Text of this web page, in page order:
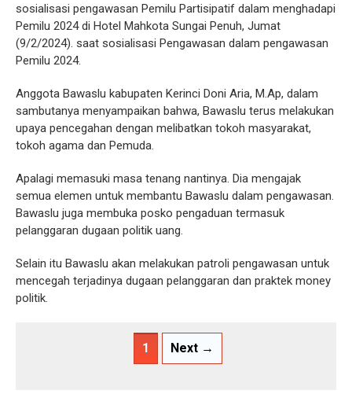
sosialisasi pengawasan Pemilu Partisipatif dalam menghadapi
Pemilu 2024 di Hotel Mahkota Sungai Penuh, Jumat
(9/2/2024). saat sosialisasi Pengawasan dalam pengawasan
Pemilu 2024.
Anggota Bawaslu kabupaten Kerinci Doni Aria, M.Ap, dalam
sambutanya menyampaikan bahwa, Bawaslu terus melakukan
upaya pencegahan dengan melibatkan tokoh masyarakat,
tokoh agama dan Pemuda.
Apalagi memasuki masa tenang nantinya. Dia mengajak
semua elemen untuk membantu Bawaslu dalam pengawasan.
Bawaslu juga membuka posko pengaduan termasuk
pelanggaran dugaan politik uang.
Selain itu Bawaslu akan melakukan patroli pengawasan untuk
mencegah terjadinya dugaan pelanggaran dan praktek money
politik.
1 Next →